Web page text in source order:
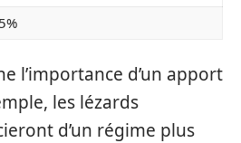
l’importance d’un apport
les lézards
d’un régime plus